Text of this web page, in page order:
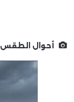
أحوال الطقس